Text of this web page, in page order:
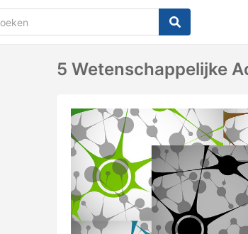
5 Wetenschappelijke